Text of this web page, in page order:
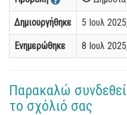
Δημιουργήθηκε 5 Ιουλ
Ενημερώθηκε 8 Ιουλ
Παρακαλώ
το σχόλιό σας